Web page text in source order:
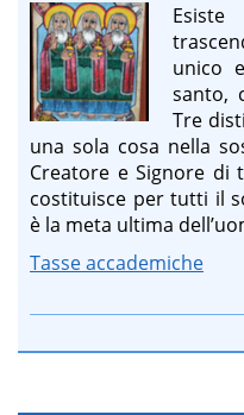
unico
santo,
Tre
una sola cosa nella
Creatore e Signore di
costituisce per tutti il
è la meta ultima
Tasse accademiche